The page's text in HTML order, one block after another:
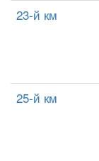
23-й км
25-й км